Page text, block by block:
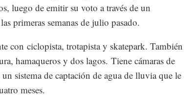
luego de emitir su voto a través de un
primeras semanas de julio pasado.
con ciclopista, trotapista y skatepark. También
hamaqueros y dos lagos. Tiene cámaras de
sistema de captación de agua de lluvia que le
meses.